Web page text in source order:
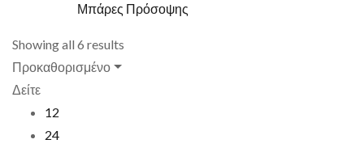
Μπάρες Πρόσοψης
Showing all 6 results
Προκαθορισμένο
Δείτε
12
24